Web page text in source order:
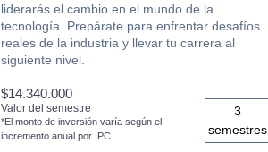
liderarás el cambio en el mundo de la
tecnología. Prepárate para enfrentar desafíos
reales de la industria y llevar tu carrera al
siguiente nivel.
$14.340.000
Valor del semestre
*El monto de inversión varía según el
incremento anual por IPC
3
semestres